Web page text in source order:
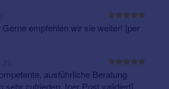
empfehlen wir sie weiter! [per
ausführliche Beratung
sehr zufrieden. [per Post validiert]